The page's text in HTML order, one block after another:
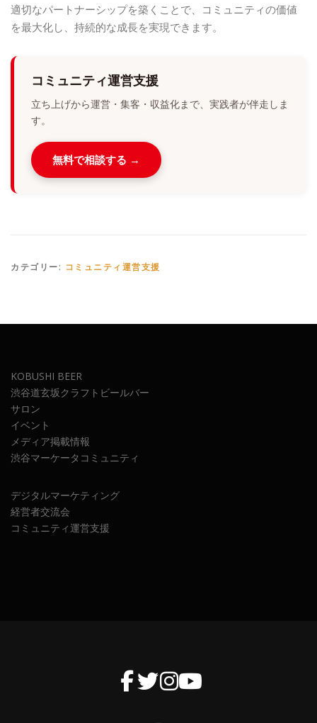
適切なパートナーシップを築くことで、コミュニティの価値
を最大化し、持続的な成長を実現できます。
コミュニティ運営支援
立ち上げから運営・集客・収益化まで、実践者が伴走しま
す。
無料で相談する →
カテゴリー: コミュニティ運営支援
KOBUSHI BEER
渋谷道玄坂クラフトビールバー
サロン
イベント
メディア掲載情報
渋谷マーケータコミュニティ
デジタルマーケティング
経営者交流会
コミュニティ運営支援